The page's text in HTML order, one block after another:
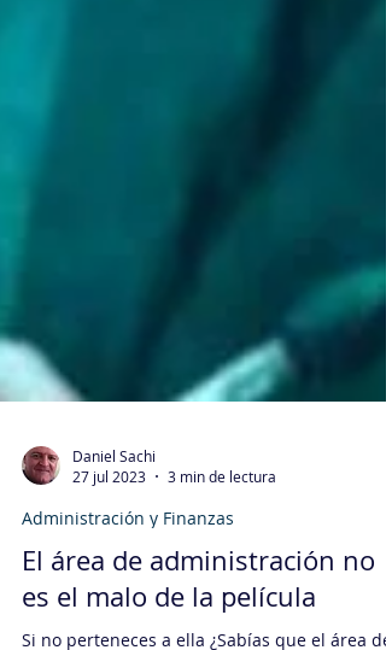
Daniel Sachi
27 jul 2023
3 min de lectura